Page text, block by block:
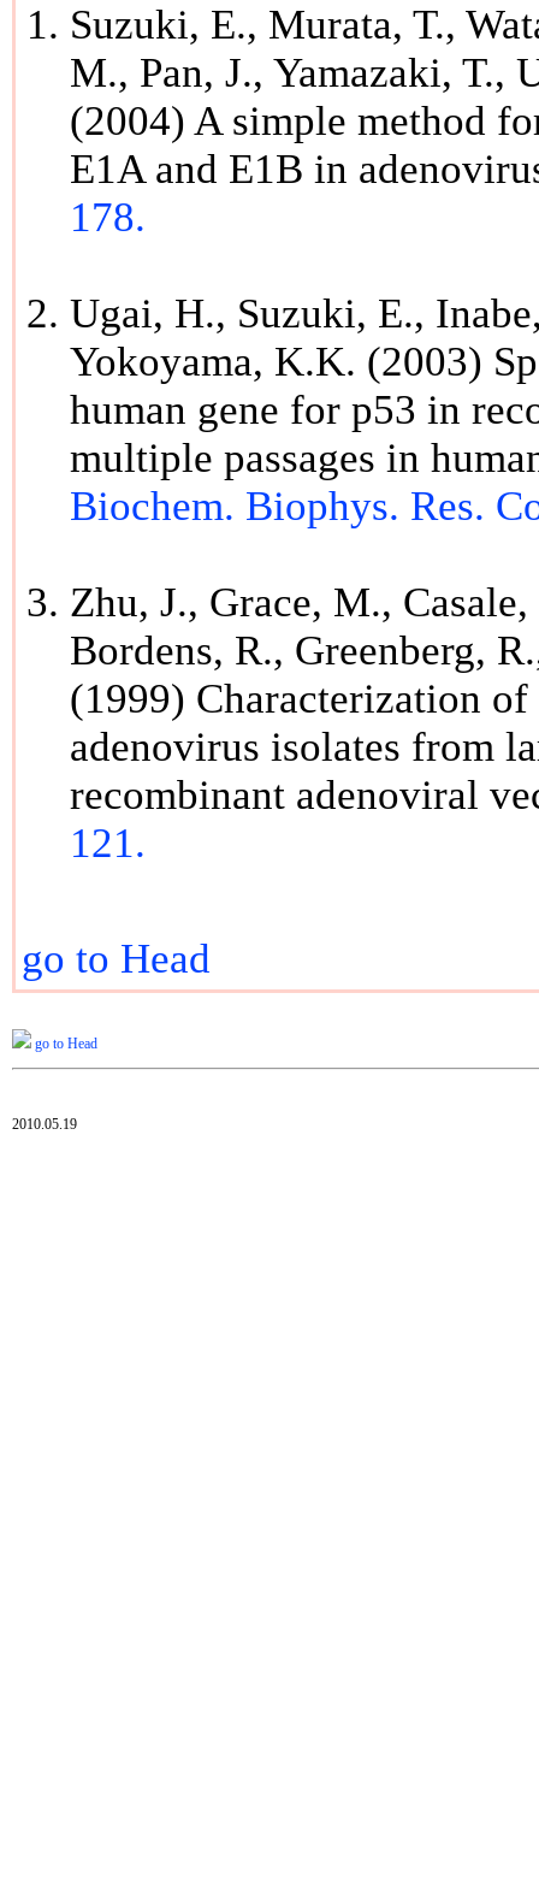
Suzuki, E., Murata, T.,
M., Pan, J., Yamazaki, T.,
(2004) A simple method
E1A and E1B in
178.
Ugai, H., Suzuki, E.,
Yokoyama, K.K. (2003)
human gene for p53 in
multiple passages in
Biochem. Biophys. Res.
Zhu, J., Grace, M.,
Bordens, R., Greenberg,
(1999) Characterization
adenovirus isolates from
recombinant adenoviral
121.
go to Head
go to Head
2010.05.19